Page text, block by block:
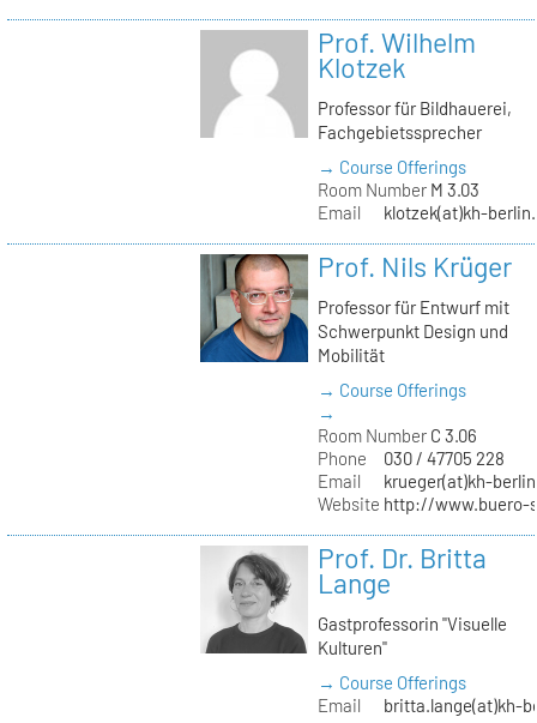
Prof. Wilhelm
Klotzek
Professor für Bildhauerei,
Fachgebietssprecher
→ Course Offerings
Room NumberM 3.03
Email
klotzek(at)kh-
Prof. Nils Krüger
Professor für Entwurf mit
Schwerpunkt Design und
Mobilität
→ Course Offerings
→
Room NumberC 3.06
Phone
030 / 47705 228
Email
krueger(at)kh-
Website http://www.buero-
Prof. Dr. Britta
Lange
Gastprofessorin "Visuelle
Kulturen"
→ Course Offerings
Email
britta.lange(at)kh-